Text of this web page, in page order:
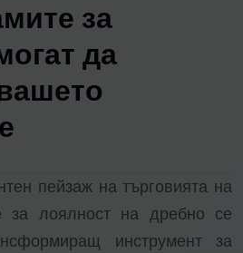
за
да
пейзаж на търговията на
за лоялност на дребно се
инструмент за